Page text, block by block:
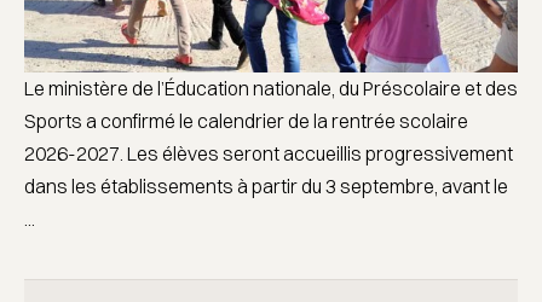
Le ministère de l’Éducation nationale, du Préscolaire et des
Sports a confirmé le calendrier de la rentrée scolaire
2026-2027. Les élèves seront accueillis progressivement
dans les établissements à partir du 3 septembre, avant le